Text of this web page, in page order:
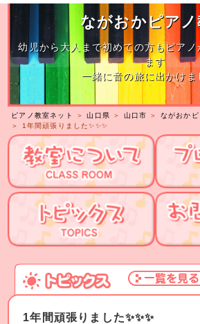
ながおかピア
幼児から大人まで初めての方もピアノ
ます
一緒に音の旅に出かけま
ピアノ教室ネット ＞山口県 ＞ 山口市 ＞ ながおか
＞ 1年間頑張りました✨️✨️✨️
1年間頑張りました✨️✨️✨️